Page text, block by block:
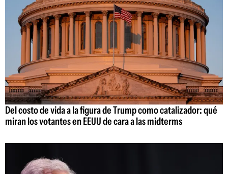
Del costo de vida a la figura de Trump como catalizador: qué
miran los votantes en EEUU de cara a las midterms